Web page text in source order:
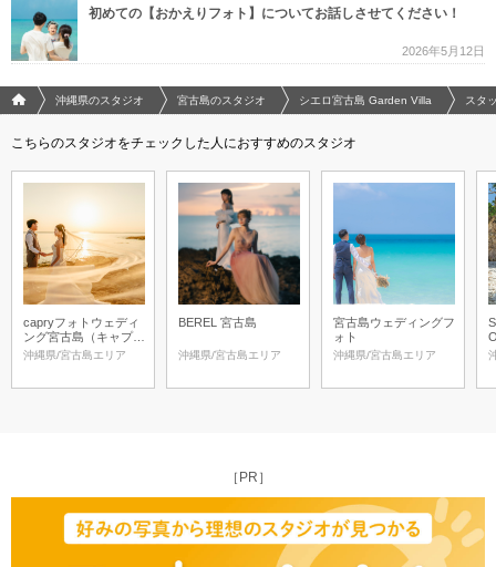
初めての【おかえりフォト】についてお話しさせてください！
2026年5月12日
フォトウエディング/結婚写真のPhotorait ホーム
沖縄県のスタジオ 宮古島のスタジオ シエロ宮古島 Garden Villa スタ
こちらのスタジオをチェックした人におすすめのスタジオ
capryフォトウェディ
ング宮古島（キャプリ
ィフォトウェディング
沖縄県/宮古島エリア
BEREL 宮古島
沖縄県/宮古島エリア
宮古島ウェディングフ
ォト
沖縄県/宮古島エリア
［PR］